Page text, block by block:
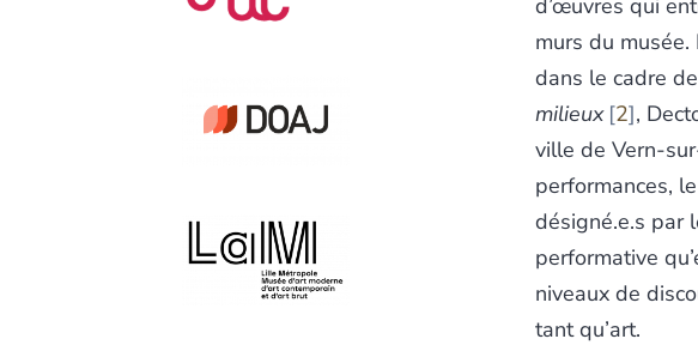
murs du
dans le cadre
milieux 2 ,
ville de Vern-
performances,
désigné.e.s par
performative
niveaux de
tant qu’art.